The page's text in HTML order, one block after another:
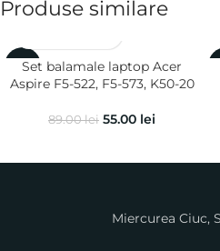
Produse similare
-38%
Set balamale laptop Acer
Aspire F5-522, F5-573, K50-20
89.00lei 55.00 lei
Miercurea Ciuc,